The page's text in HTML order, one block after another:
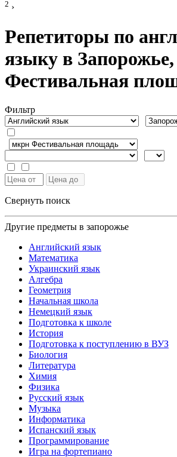
2 ›
Репетиторы по
языку в
Фестивальная
Фильтр
Свернуть поиск
Другие предметы в запорожье
Английский язык
Математика
Украинский язык
Алгебра
Геометрия
Начальная школа
Немецкий язык
Подготовка к школе
История
Подготовка к поступлению в ВУЗ
Биология
Литература
Химия
Физика
Русский язык
Музыка
Информатика
Испанский язык
Программирование
Игра на фортепиано